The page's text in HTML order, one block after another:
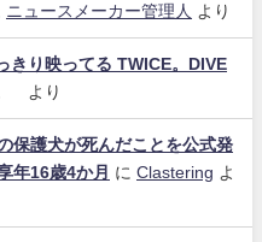
ニュースメーカー管理人 より
きり映ってる TWICE。DIVE
より
保護犬が死んだことを公式発
年16歳4か月
に Clastering よ